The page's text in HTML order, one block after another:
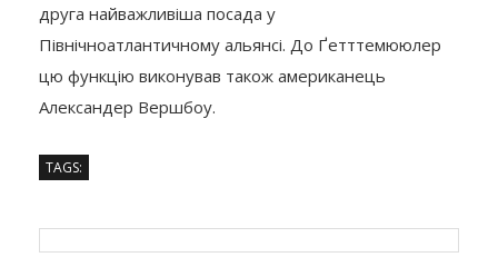
друга найважливіша посада у
Північноатлантичному альянсі. До Ґетттемююлер
цю функцію виконував також американець
Александер Вершбоу.
TAGS: